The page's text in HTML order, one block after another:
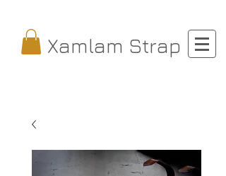
Xamlam Strap